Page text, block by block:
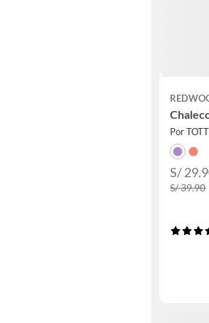
Por
S/
S/ 39.90